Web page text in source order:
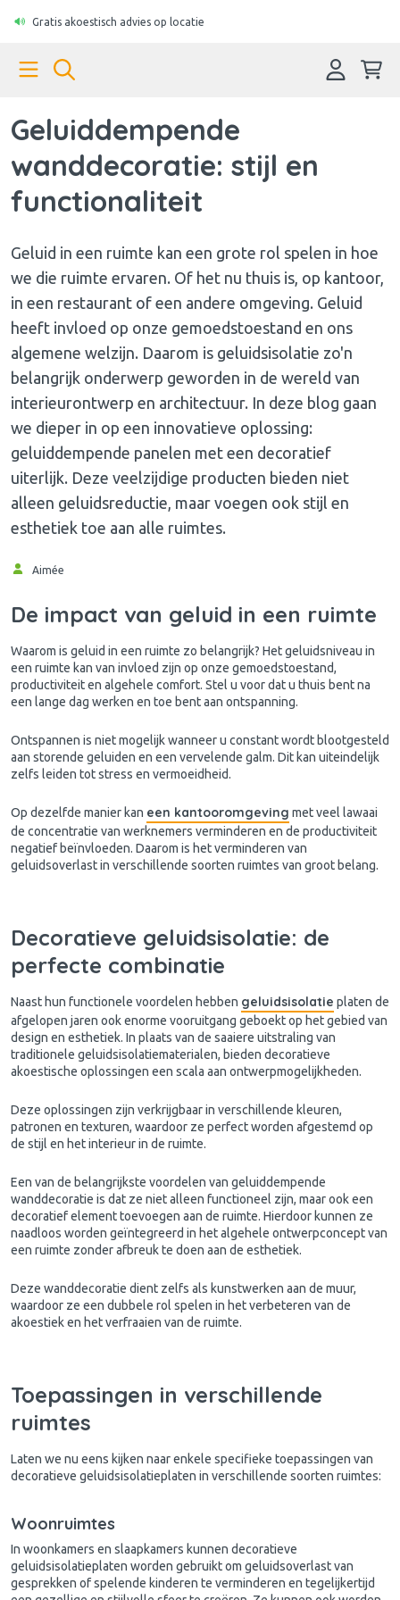
Gratis akoestisch advies op locatie
Geluiddempende
wanddecoratie: stijl en
functionaliteit
Geluid in een ruimte kan een grote rol spelen in hoe
we die ruimte ervaren. Of het nu thuis is, op kantoor,
in een restaurant of een andere omgeving. Geluid
heeft invloed op onze gemoedstoestand en ons
algemene welzijn. Daarom is geluidsisolatie zo'n
belangrijk onderwerp geworden in de wereld van
interieurontwerp en architectuur. In deze blog gaan
we dieper in op een innovatieve oplossing:
geluiddempende panelen met een decoratief
uiterlijk. Deze veelzijdige producten bieden niet
alleen geluidsreductie, maar voegen ook stijl en
esthetiek toe aan alle ruimtes.
Aimée
De impact van geluid in een ruimte
Waarom is geluid in een ruimte zo belangrijk? Het geluidsniveau in
een ruimte kan van invloed zijn op onze gemoedstoestand,
productiviteit en algehele comfort. Stel u voor dat u thuis bent na
een lange dag werken en toe bent aan ontspanning.
Ontspannen is niet mogelijk wanneer u constant wordt blootgesteld
aan storende geluiden en een vervelende galm. Dit kan uiteindelijk
zelfs leiden tot stress en vermoeidheid.
Op dezelfde manier kan een kantooromgeving met veel lawaai
de concentratie van werknemers verminderen en de productiviteit
negatief beïnvloeden. Daarom is het verminderen van
geluidsoverlast in verschillende soorten ruimtes van groot belang.
Decoratieve geluidsisolatie: de
perfecte combinatie
Naast hun functionele voordelen hebben geluidsisolatie platen de
afgelopen jaren ook enorme vooruitgang geboekt op het gebied van
design en esthetiek. In plaats van de saaiere uitstraling van
traditionele geluidsisolatiematerialen, bieden decoratieve
akoestische oplossingen een scala aan ontwerpmogelijkheden.
Deze oplossingen zijn verkrijgbaar in verschillende kleuren,
patronen en texturen, waardoor ze perfect worden afgestemd op
de stijl en het interieur in de ruimte.
Een van de belangrijkste voordelen van geluiddempende
wanddecoratie is dat ze niet alleen functioneel zijn, maar ook een
decoratief element toevoegen aan de ruimte. Hierdoor kunnen ze
naadloos worden geïntegreerd in het algehele ontwerpconcept van
een ruimte zonder afbreuk te doen aan de esthetiek.
Deze wanddecoratie dient zelfs als kunstwerken aan de muur,
waardoor ze een dubbele rol spelen in het verbeteren van de
akoestiek en het verfraaien van de ruimte.
Toepassingen in verschillende
ruimtes
Laten we nu eens kijken naar enkele specifieke toepassingen van
decoratieve geluidsisolatieplaten in verschillende soorten ruimtes:
Woonruimtes
In woonkamers en slaapkamers kunnen decoratieve
geluidsisolatieplaten worden gebruikt om geluidsoverlast van
gesprekken of spelende kinderen te verminderen en tegelijkertijd